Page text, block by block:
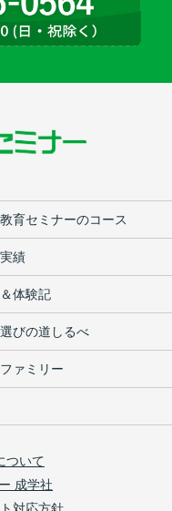
育セミナーのコース
績
体験記
びの道しるべ
ァミリー
ついて
成学社